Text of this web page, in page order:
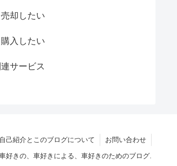
却したい
入したい
サービス
自己紹介とこのブログについて お問い合わせ
好きの、車好きによる、車好きのためのブログ.